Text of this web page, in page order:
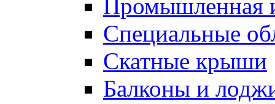
Промышленная
Специальные
Скатные крыши
Балконы и